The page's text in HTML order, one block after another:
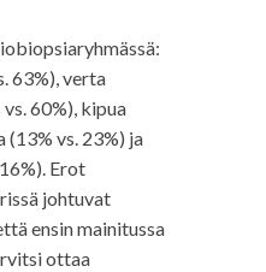
63%), verta
60%), kipua
vs. 23%) ja
Erot
johtuvat
ensin mainitussa
ottaa